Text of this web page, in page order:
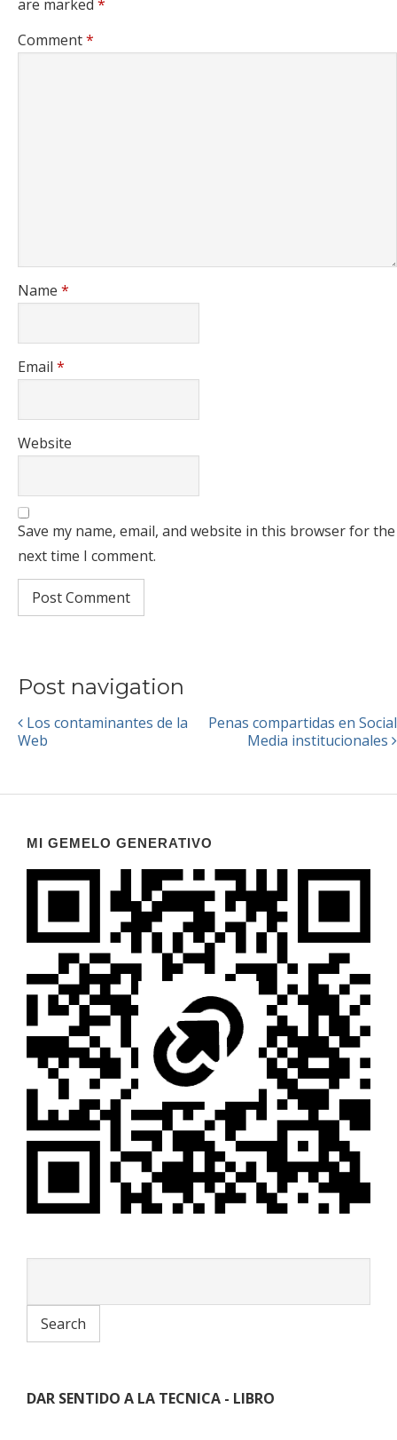
are marked *
Comment*
Name *
Email *
Website
Save my name, email, and website in this browser for the
next time I comment.
Post navigation
Los contaminantes de la
Web
Penas compartidas en Social
Media institucionales
MI GEMELO GENERATIVO
DAR SENTIDO A LA TECNICA - LIBRO